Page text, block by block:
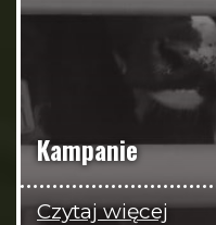
Kampanie
Czytaj więcej